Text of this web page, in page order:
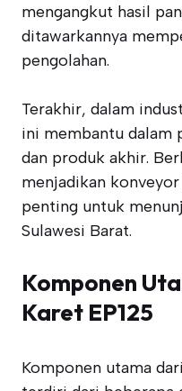
mengangkut hasil
ditawarkannya
pengolahan.
Terakhir, dalam
ini membantu dalam
dan produk akhir.
menjadikan
penting untuk
Sulawesi Barat.
Komponen
Karet EP125
Komponen utama